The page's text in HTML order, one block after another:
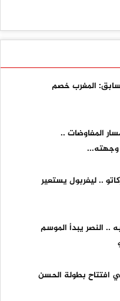
المغرب خصم
المفاوضات ..
.. ليفربول يستعير
.. النصر يبدأ الموسم
في افتتاح بطولة الحسن